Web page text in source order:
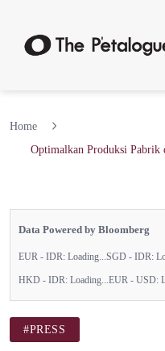
Home
Optimalkan Produksi Pabrik
Data Powered by Bloomberg
EUR - IDR: Loading... SGD - IDR:
HKD - IDR: Loading... EUR - USD:
#PRESS